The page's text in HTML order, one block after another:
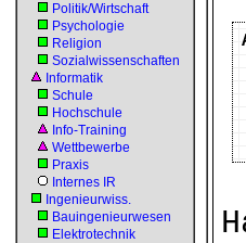
Politik/Wirtschaft
Psychologie
Religion
Sozialwissenschaften
Informatik
Schule
Hochschule
Info-Training
Wettbewerbe
Praxis
Internes IR
Ingenieurwiss.
Bauingenieurwesen
Elektrotechnik